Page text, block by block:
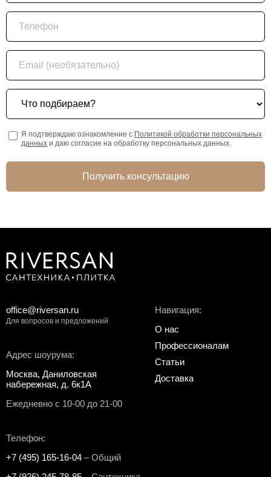
Телефон
Email (необязательно)
Что подбираем?
Я подтверждаю ознакомление с Политикой обработки персональных
данных и даю согласие на обработку персональных данных.
Получить консультацию
Адрес шоурума:
Москва, Даниловская
набережная, д. 6к1А
Ежедневно с 10-00 до 21-00
Телефон:
+7 (495) 165-16-04 – Общий
Навигация:
О нас
Профессионалам
Статьи
Доставка
office@riversan.ru
Для вопросов и предложений